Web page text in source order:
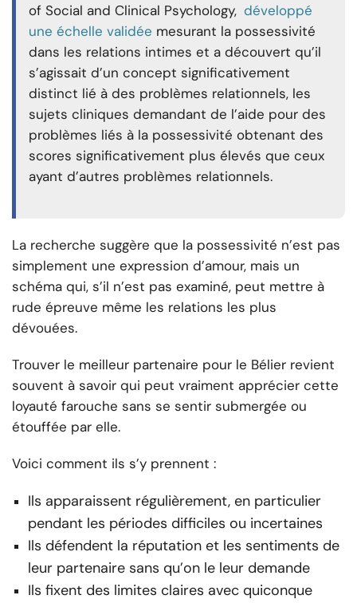
of Social and Clinical Psychology, développé
une échelle validée mesurant la possessivité
dans les relations intimes et a découvert qu’il
s’agissait d’un concept significativement
distinct lié à des problèmes relationnels, les
sujets cliniques demandant de l’aide pour des
problèmes liés à la possessivité obtenant des
scores significativement plus élevés que ceux
ayant d’autres problèmes relationnels.
La recherche suggère que la possessivité n’est pas
simplement une expression d’amour, mais un
schéma qui, s’il n’est pas examiné, peut mettre à
rude épreuve même les relations les plus
dévouées.
Trouver le meilleur partenaire pour le Bélier revient
souvent à savoir qui peut vraiment apprécier cette
loyauté farouche sans se sentir submergée ou
étouffée par elle.
Voici comment ils s’y prennent :
Ils apparaissent régulièrement, en particulier
pendant les périodes difficiles ou incertaines
Ils défendent la réputation et les sentiments de
leur partenaire sans qu’on le leur demande
Ils fixent des limites claires avec quiconque